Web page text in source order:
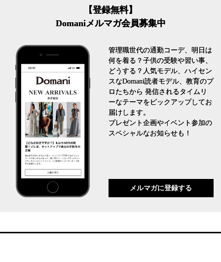
【登録無料】
Domaniメルマガ会員募集中
管理職世代の通勤コーデ、明日は
何を着る？子供の受験や習い事、
どうする？人気モデル、ハイセン
スなDomani読者モデル、教育のプ
ロたちから 発信されるタイムリ
ーなテーマをピックアップしてお
届けします。
プレゼント企画やイベント参加の
スペシャルなお知らせも！
メルマガに登録する